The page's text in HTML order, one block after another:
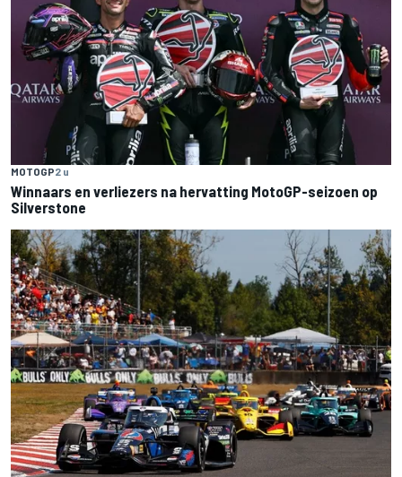
MOTOGP2 u
Winnaars en verliezers na hervatting MotoGP-seizoen op
Silverstone